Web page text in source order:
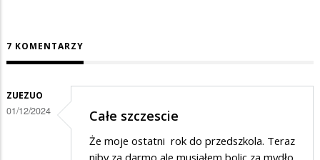
7 KOMENTARZY
ZUEZUO
01/12/2024 Całe szczescie
Że moje ostatni rok do przedszkola. Teraz